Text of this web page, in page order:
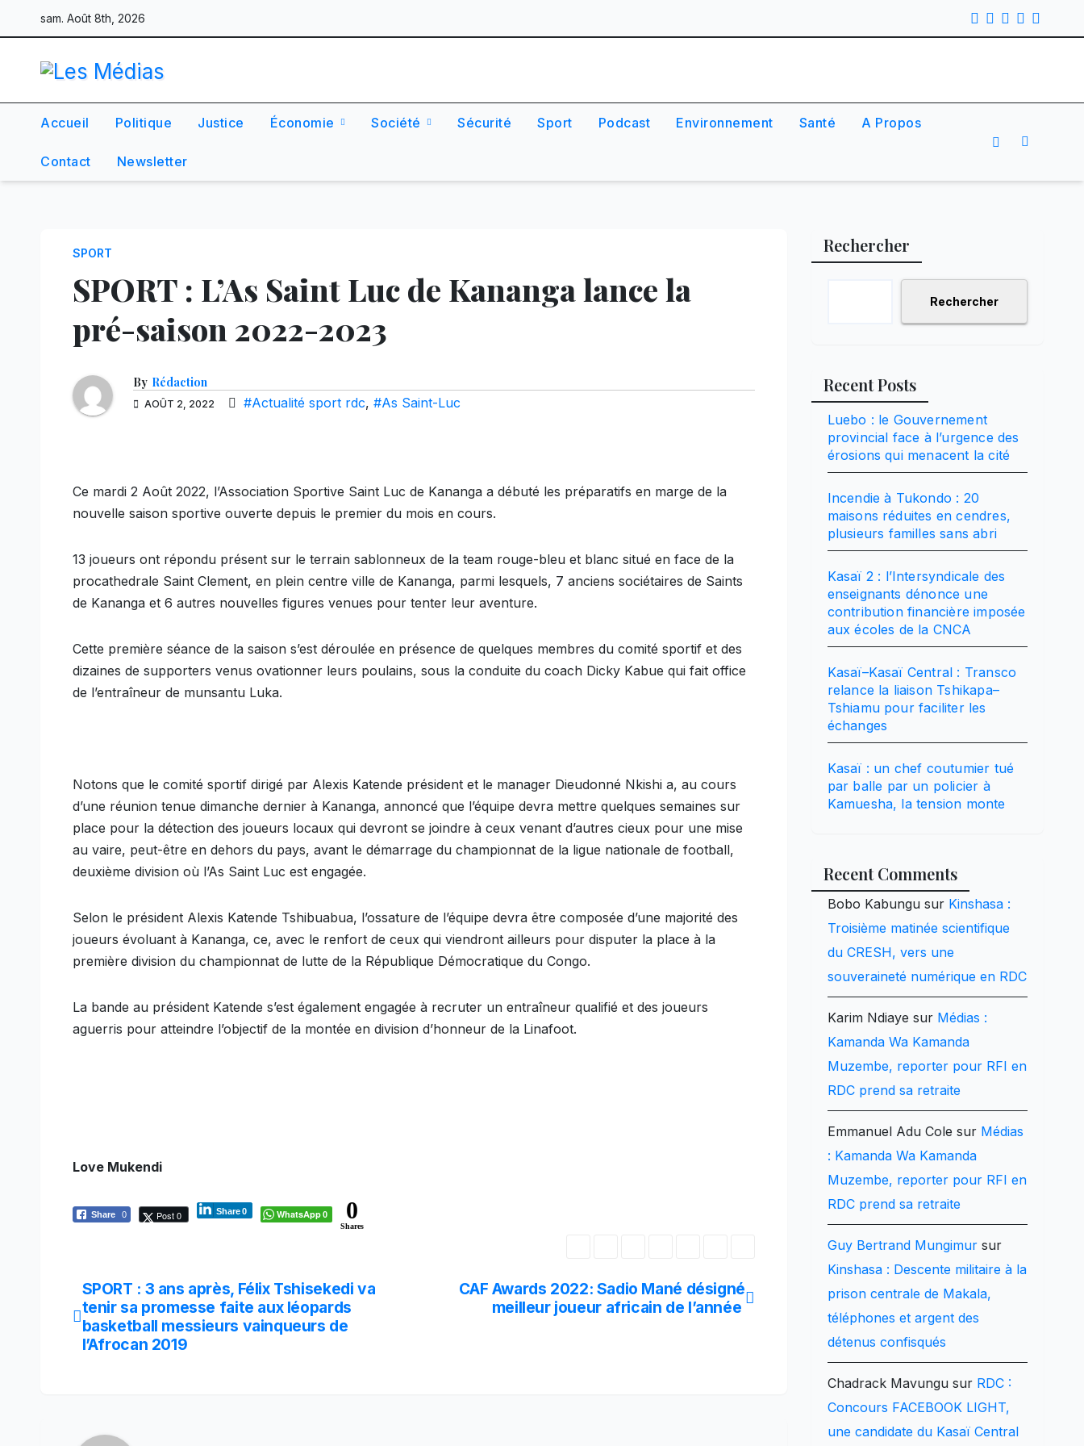
to
content
sam. Août 8th, 2026
Accueil Politique Justice Économie Société Sécurité Sport Podcast Environnement Santé A Propos
Contact Newsletter
SPORT
SPORT : L’As Saint Luc de Kananga lance la
pré-saison 2022-2023
By Rédaction
AOÛT 2, 2022 #Actualité sport rdc, #As Saint-Luc
Ce mardi 2 Août 2022, l’Association Sportive Saint Luc de Kananga a débuté les préparatifs en marge de la
nouvelle saison sportive ouverte depuis le premier du mois en cours.
13 joueurs ont répondu présent sur le terrain sablonneux de la team rouge-bleu et blanc situé en face de la
procathedrale Saint Clement, en plein centre ville de Kananga, parmi lesquels, 7 anciens sociétaires de Saints
de Kananga et 6 autres nouvelles figures venues pour tenter leur aventure.
Cette première séance de la saison s’est déroulée en présence de quelques membres du comité sportif et des
dizaines de supporters venus ovationner leurs poulains, sous la conduite du coach Dicky Kabue qui fait office
de l’entraîneur de munsantu Luka.
Notons que le comité sportif dirigé par Alexis Katende président et le manager Dieudonné Nkishi a, au cours
d’une réunion tenue dimanche dernier à Kananga, annoncé que l’équipe devra mettre quelques semaines sur
place pour la détection des joueurs locaux qui devront se joindre à ceux venant d’autres cieux pour une mise
au vaire, peut-être en dehors du pays, avant le démarrage du championnat de la ligue nationale de football,
deuxième division où l’As Saint Luc est engagée.
Selon le président Alexis Katende Tshibuabua, l’ossature de l’équipe devra être composée d’une majorité des
joueurs évoluant à Kananga, ce, avec le renfort de ceux qui viendront ailleurs pour disputer la place à la
première division du championnat de lutte de la République Démocratique du Congo.
La bande au président Katende s’est également engagée à recruter un entraîneur qualifié et des joueurs
aguerris pour atteindre l’objectif de la montée en division d’honneur de la Linafoot.
Love Mukendi
Share 0 Post 0 Share0 WhatsApp0 0
Shares
Navigation
de
l’article
CAF Awards 2022: Sadio Mané désigné
meilleur joueur africain de l’année
SPORT : 3 ans après, Félix Tshisekedi va
tenir sa promesse faite aux léopards
basketball messieurs vainqueurs de
l’Afrocan 2019
Rechercher
Rechercher
Recent Posts
Luebo : le Gouvernement
provincial face à l’urgence des
érosions qui menacent la cité
Incendie à Tukondo : 20
maisons réduites en cendres,
plusieurs familles sans abri
Kasaï 2 : l’Intersyndicale des
enseignants dénonce une
contribution financière imposée
aux écoles de la CNCA
Kasaï–Kasaï Central : Transco
relance la liaison Tshikapa–
Tshiamu pour faciliter les
échanges
Kasaï : un chef coutumier tué
par balle par un policier à
Kamuesha, la tension monte
Recent Comments
Bobo Kabungusur Kinshasa :
Troisième matinée scientifique
du CRESH, vers une
souveraineté numérique en RDC
Karim Ndiaye sur Médias :
Kamanda Wa Kamanda
Muzembe, reporter pour RFI en
RDC prend sa retraite
Emmanuel Adu Cole sur Médias
: Kamanda Wa Kamanda
Muzembe, reporter pour RFI en
RDC prend sa retraite
Guy Bertrand Mungimursur
Kinshasa : Descente militaire à la
prison centrale de Makala,
téléphones et argent des
détenus confisqués
Chadrack Mavungusur RDC :
Concours FACEBOOK LIGHT,
une candidate du Kasaï Central